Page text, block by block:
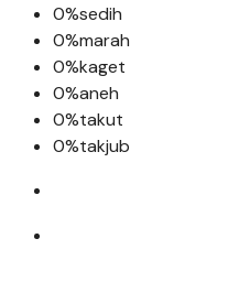
0%sedih
0%marah
0%kaget
0%aneh
0%takut
0%takjub